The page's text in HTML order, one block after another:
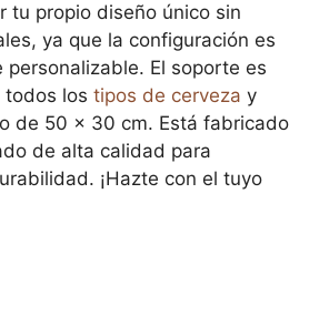
tu propio diseño único sin
ya que la configuración es
personalizable. El soporte es
todos los tipos de cerveza y
de 50 x 30 cm. Está fabricado
de alta calidad para
¡Hazte con el tuyo